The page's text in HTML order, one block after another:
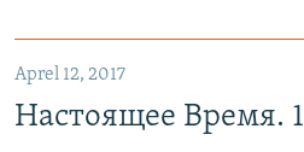
Aprel 12, 2017
Настоящее Время.